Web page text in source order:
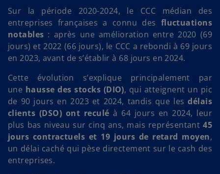
Sur la période 2020-2024, le CCC médian des
entreprises françaises a connu des fluctuations
notables : après une amélioration entre 2020 (69
jours) et 2022 (66 jours), le CCC a rebondi à 69 jours
en 2023, avant de s’établir à 68 jours en 2024.
Cette évolution s’explique principalement par
une hausse des stocks (DIO), qui atteignent un pic
de 90 jours en 2023 et 2024, tandis que les délais
clients (DSO) ont reculé à 64 jours en 2024, leur
plus bas niveau sur cinq ans, mais représentant45
jours contractuels et 19 jours de retard moyen,
un délai caché qui pèse directement sur le cash des
entreprises.